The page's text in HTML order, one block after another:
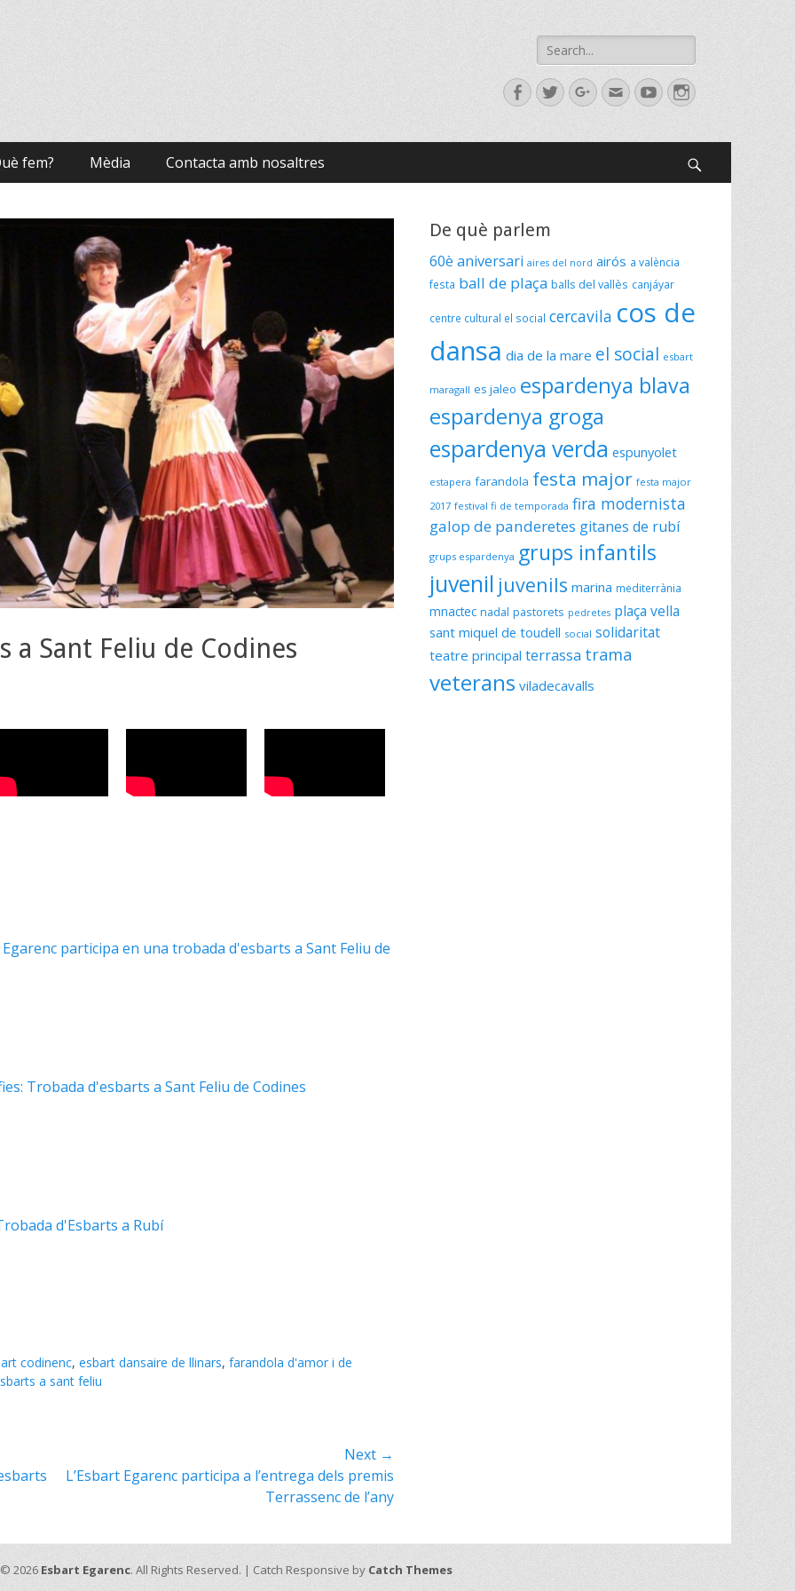
fem? Mèdia Contacta amb nosaltres
a Sant Feliu de Codines
participa en una trobada d'esbarts a Sant Feliu de
Trobada d'esbarts a Sant Feliu de Codines
d'Esbarts a Rubí
codinenc, esbart dansaire de llinars, farandola d'amor i de
a sant feliu
Next →
L’Esbart Egarenc participa a l’entrega dels premis
Terrassenc de l’any
De què parlem
60è aniversari aires del nord airós a valència
festa ball de plaça balls del vallès canjáyar
centre cultural el social cercavila cos de
dansa dia de la mare el social esbart
maragall es jaleo espardenya blava
espardenya groga
espardenya verda espunyolet
estapera farandola festa major festa major
2017 festival fi de temporada fira modernista
galop de panderetes gitanes de rubí
grups espardenya grups infantils
juvenil juvenils marina mediterrània
mnactec nadal pastorets pedretes plaça vella
sant miquel de toudell social solidaritat
teatre principal terrassa trama
veterans viladecavalls
2026 Esbart Egarenc. All Rights Reserved. | Catch Responsive by Catch Themes